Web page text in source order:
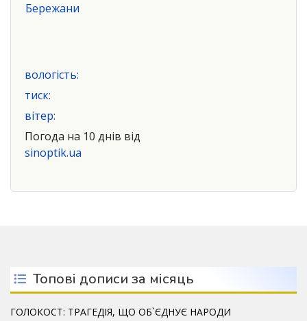
Бережани
вологість:
тиск:
вітер:
Погода на 10 днів від
sinoptik.ua
Топові дописи за місяць
ГОЛОКОСТ: ТРАГЕДІЯ, ЩО ОБ`ЄДНУЄ НАРОДИ